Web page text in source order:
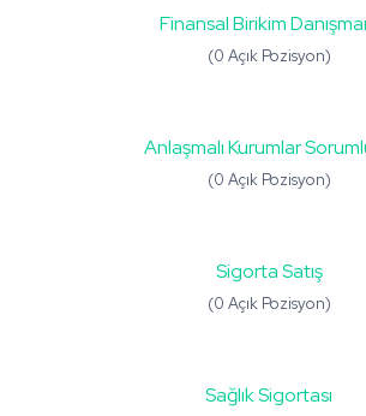
Finansal Birikim
(0 Açık Pozisyon)
Anlaşmalı Kurumlar
(0 Açık Pozisyon)
Sigorta Satış
(0 Açık Pozisyon)
Sağlık Sigortası